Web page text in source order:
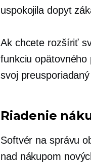
uspokojila dopyt
Ak chcete rozšíriť
funkciu
svoj
Riadenie
Softvér na správu
nad nákupom